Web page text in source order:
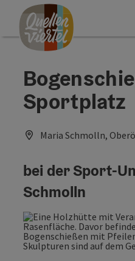
Zum Inhalt
Zur Navigation
Zum Seitenanfang
Sportplatz
Maria Schmolln,
bei der Sport-
Schmolln